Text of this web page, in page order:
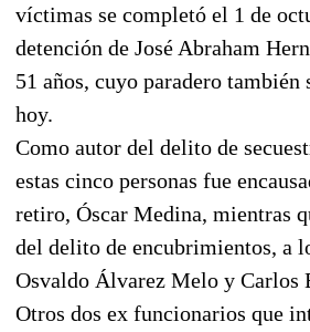
víctimas se completó el 1 de
detención de José Abraham
51 años, cuyo paradero también
hoy.
Como autor del delito de
estas cinco personas fue
retiro, Óscar Medina, mientras
del delito de encubrimientos, a
Osvaldo Álvarez Melo y Carlos
Otros dos ex funcionarios que